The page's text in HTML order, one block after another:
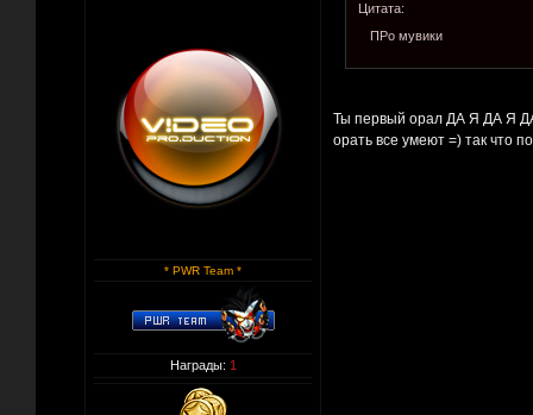
* PWR Team *
Награды: 1
Цитата:
ПРо мувики
Ты первый орал ДА Я ДА Я
орать все умеют =) так что